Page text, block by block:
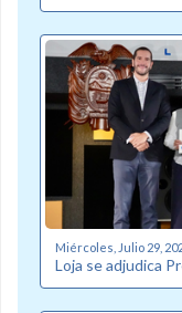
Miércoles, Julio 29,
Loja se adjudica